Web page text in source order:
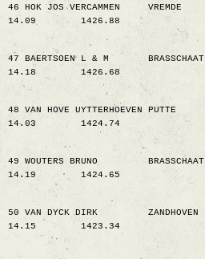
46 HOK JOS VERCAMMEN VREMDE
14.09
1426.88
47 BAERTSOEN L & M BRASSCHAAT
14.18
1426.68
48 VAN HOVE UYTTERHOEVEN PUTTE
14.03
1424.74
49 WOUTERS BRUNO BRASSCHAAT
14.19
1424.65
50 VAN DYCK DIRK ZANDHOVEN
14.15
1423.34